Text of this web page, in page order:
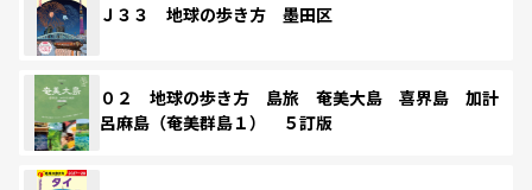
Ｊ３３ 地球の歩き方 墨田区
０２ 地球の歩き方 島旅 奄美大島 喜界島 加計
呂麻島（奄美群島１） ５訂版